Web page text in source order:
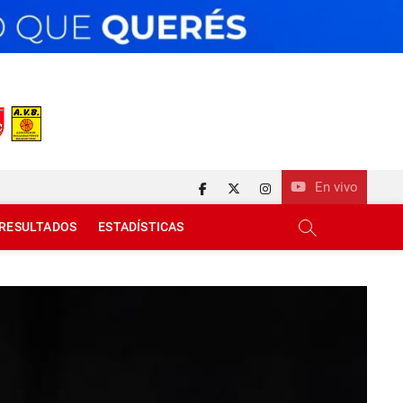
En vivo
facebook
twitterinstagram
RESULTADOS ESTADÍSTICAS